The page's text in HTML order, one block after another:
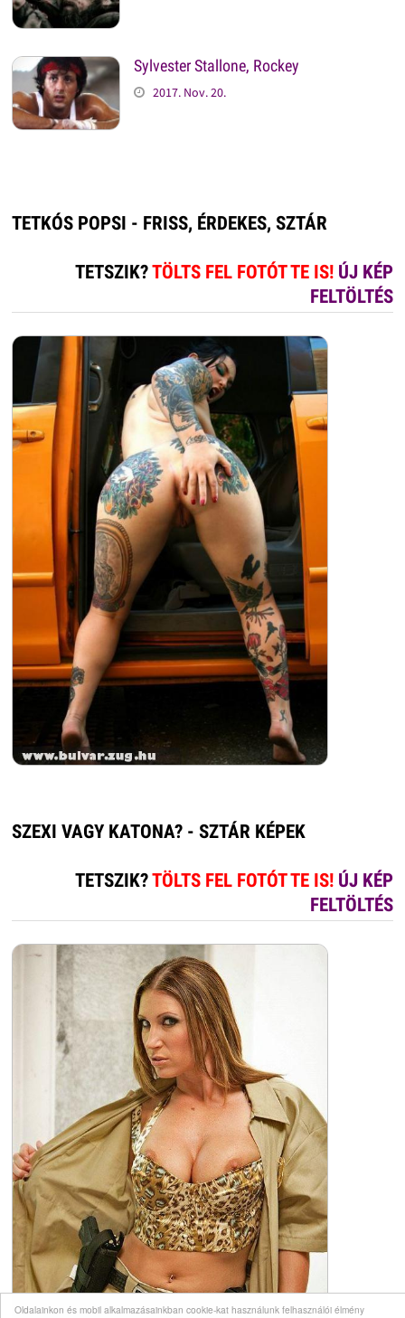
Oldalainkon és mobil alkalmazásainkban cookie-kat használunk felhasználói élmény
Sylvester Stallone, Rockey
2017. Nov. 20.
TETKÓS POPSI - FRISS, ÉRDEKES, SZTÁR
TETSZIK?TÖLTS FEL FOTÓT TE IS! ÚJ KÉP
FELTÖLTÉS
SZEXI VAGY KATONA? - SZTÁR KÉPEK
TETSZIK?TÖLTS FEL FOTÓT TE IS! ÚJ KÉP
FELTÖLTÉS